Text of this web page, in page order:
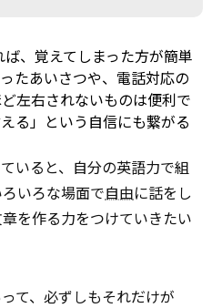
、覚えてしまった方が簡単
たあいさつや、電話対応の
左右されないものは便利で
る」という自信にも繋がる
いると、自分の英語力で組
いろな場面で自由に話をし
を作る力をつけていきたい
て、必ずしもそれだけが